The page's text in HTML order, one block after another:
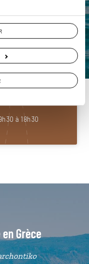
spécialiste Grèce
94
à 18h30
Grèce